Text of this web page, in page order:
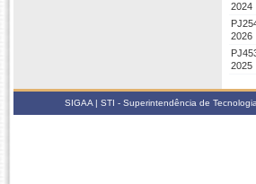
2024
2026
2025
SIGAA | STI - Superintendência de